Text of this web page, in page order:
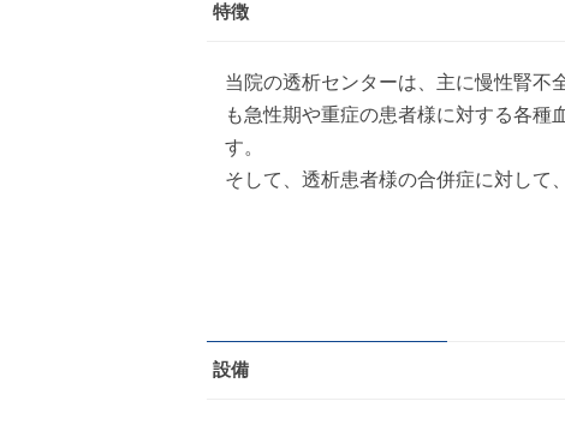
特徴
当院の透析センターは、主に慢性腎不
も急性期や重症の患者様に対する各種
す。
そして、透析患者様の合併症に対して
設備